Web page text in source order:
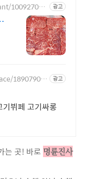
100927094 광고
18907900 광고
뷔페 고기싸롱
는 곳! 바로 명륜진사